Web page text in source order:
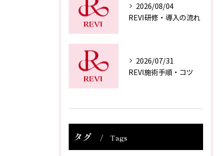
2026/08/04
REVI研修・導入の流れ
2026/07/31
REVI施術手順・コツ
タグ Tags